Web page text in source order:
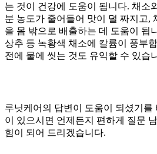
는 것이 건강에 도움이 됩니다. 채소
분 농도가 줄어들어 맛이 덜 짜지고,
을 몸 밖으로 배출하는 데 도움이 됩
상추 등 녹황색 채소에 칼륨이 풍부
전에 물에 씻는 것도 유익할 수 있습
루닛케어의 답변이 도움이 되셨기를
이 있으시면 언제든지 편하게 질문
힘이 되어 드리겠습니다.